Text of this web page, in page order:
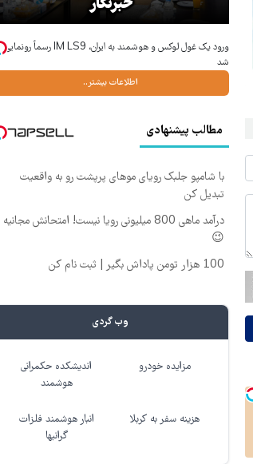
خبرنگار
ورود یک غول لوکس و هوشمند به ایران، IM LS9 رسماً رونمایی
شد
اطلاعات بیشتر..
مطالب پیشنهادی
با شامپو جلبک رویای موهای پرپشت رو به واقعیت
تبدیل کن
درآمد ماهی 800 میلیونی رویا نیست! امتحانش مجانیه
😉
100 هزار تومن پاداش بگیر | ثبت نام کن
وب گردی
مزایده خودرو
اندیشکده حکمرانی
هوشمند
هزینه سفر به کربلا
انبار هوشمند فلزات
گرانبها